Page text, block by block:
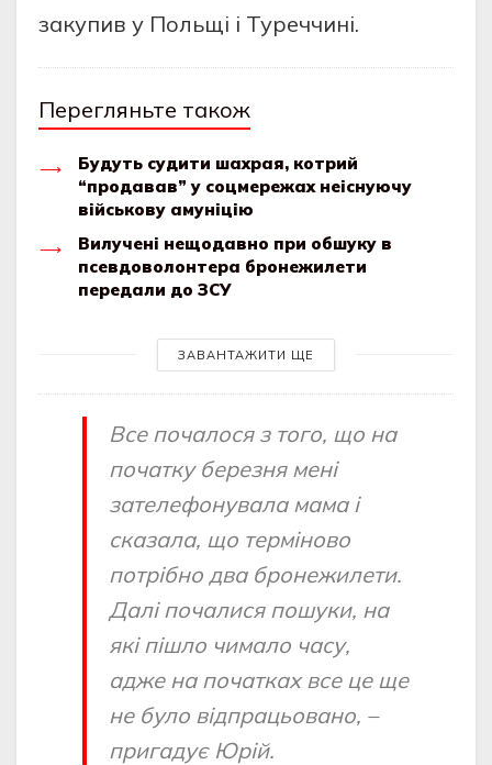
закупив у Польщі і Туреччині.
Перегляньте також
Будуть судити шахрая, котрий
“продавав” у соцмережах неіснуючу
військову амуніцію
Вилучені нещодавно при обшуку в
псевдоволонтера бронежилети
передали до ЗСУ
ЗАВАНТАЖИТИ ЩЕ
Все почалося з того, що на
початку березня мені
зателефонувала мама і
сказала, що терміново
потрібно два бронежилети.
Далі почалися пошуки, на
які пішло чимало часу,
адже на початках все це ще
не було відпрацьовано, –
пригадує Юрій.